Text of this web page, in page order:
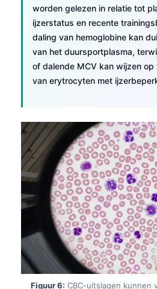
worden gelezen in relatie tot
ijzerstatus en recente
daling van hemoglobine kan
van het duursportplasma,
of dalende MCV kan wijzen
van erytrocyten met
Figuur 6: CBC-uitslagen kunnen
తెలుగు
தமிழ்
ગુજરાતી
ಕನ್ನಡ
മലയാളം
Bahasa Melayu
Tiếng Việt
Tagalog
ไทย
ភាសាខ្មែរ
Kiswahili
አማርኛ
Українська
O‘zbekcha